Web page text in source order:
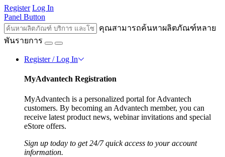
Register Log In
Panel Button
คุณสามารถค้นหาผลิตภัณฑ์หลาย
พันรายการ
Register / Log In
MyAdvantech Registration
MyAdvantech is a personalized portal for Advantech
customers. By becoming an Advantech member, you can
receive latest product news, webinar invitations and special
eStore offers.
Sign up today to get 24/7 quick access to your account
information.